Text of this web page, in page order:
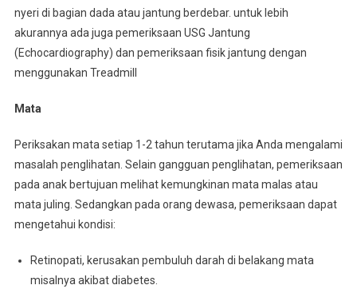
nyeri di bagian dada atau jantung berdebar. untuk lebih
akurannya ada juga pemeriksaan USG Jantung
(Echocardiography) dan pemeriksaan fisik jantung dengan
menggunakan Treadmill
Mata
Periksakan mata setiap 1-2 tahun terutama jika Anda mengalami
masalah penglihatan. Selain gangguan penglihatan, pemeriksaan
pada anak bertujuan melihat kemungkinan mata malas atau
mata juling. Sedangkan pada orang dewasa, pemeriksaan dapat
mengetahui kondisi:
Retinopati, kerusakan pembuluh darah di belakang mata
misalnya akibat diabetes.